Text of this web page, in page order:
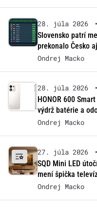
28. júla 2026 •
Slovensko patrí
prekonalo Česko
Ondrej Macko
28. júla 2026 •
HONOR 600
výdrž batérie a
Ondrej Macko
27. júla 2026 •
SQD Mini LED
mení špička
Ondrej Macko